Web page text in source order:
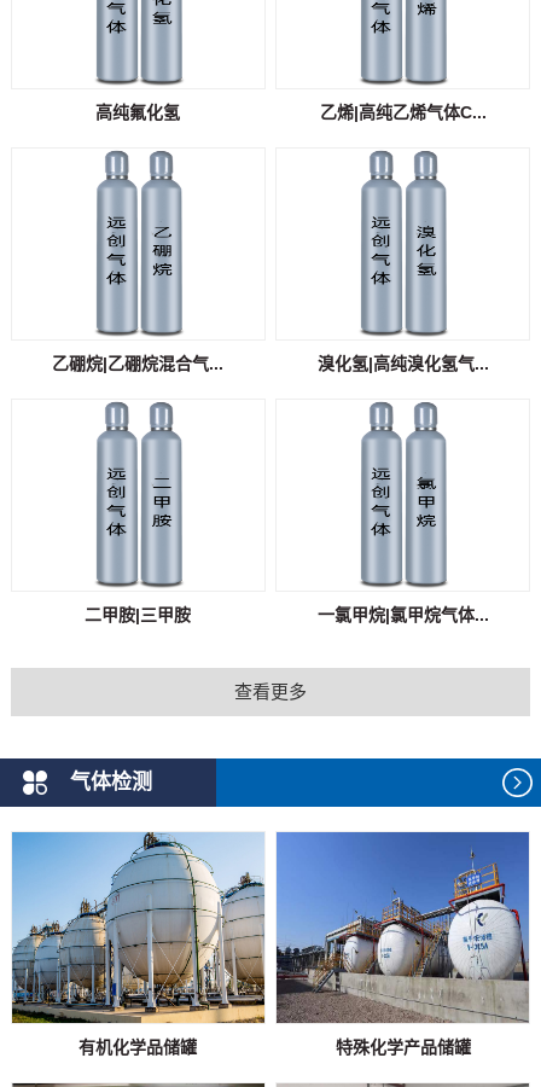
高纯氟化氢 乙烯|高纯乙烯气体C...
乙硼烷|乙硼烷混合气... 溴化氢|高纯溴化氢气...
二甲胺|三甲胺 一氯甲烷|氯甲烷气体...
查看更多
气体检测
有机化学品储罐 特殊化学产品储罐